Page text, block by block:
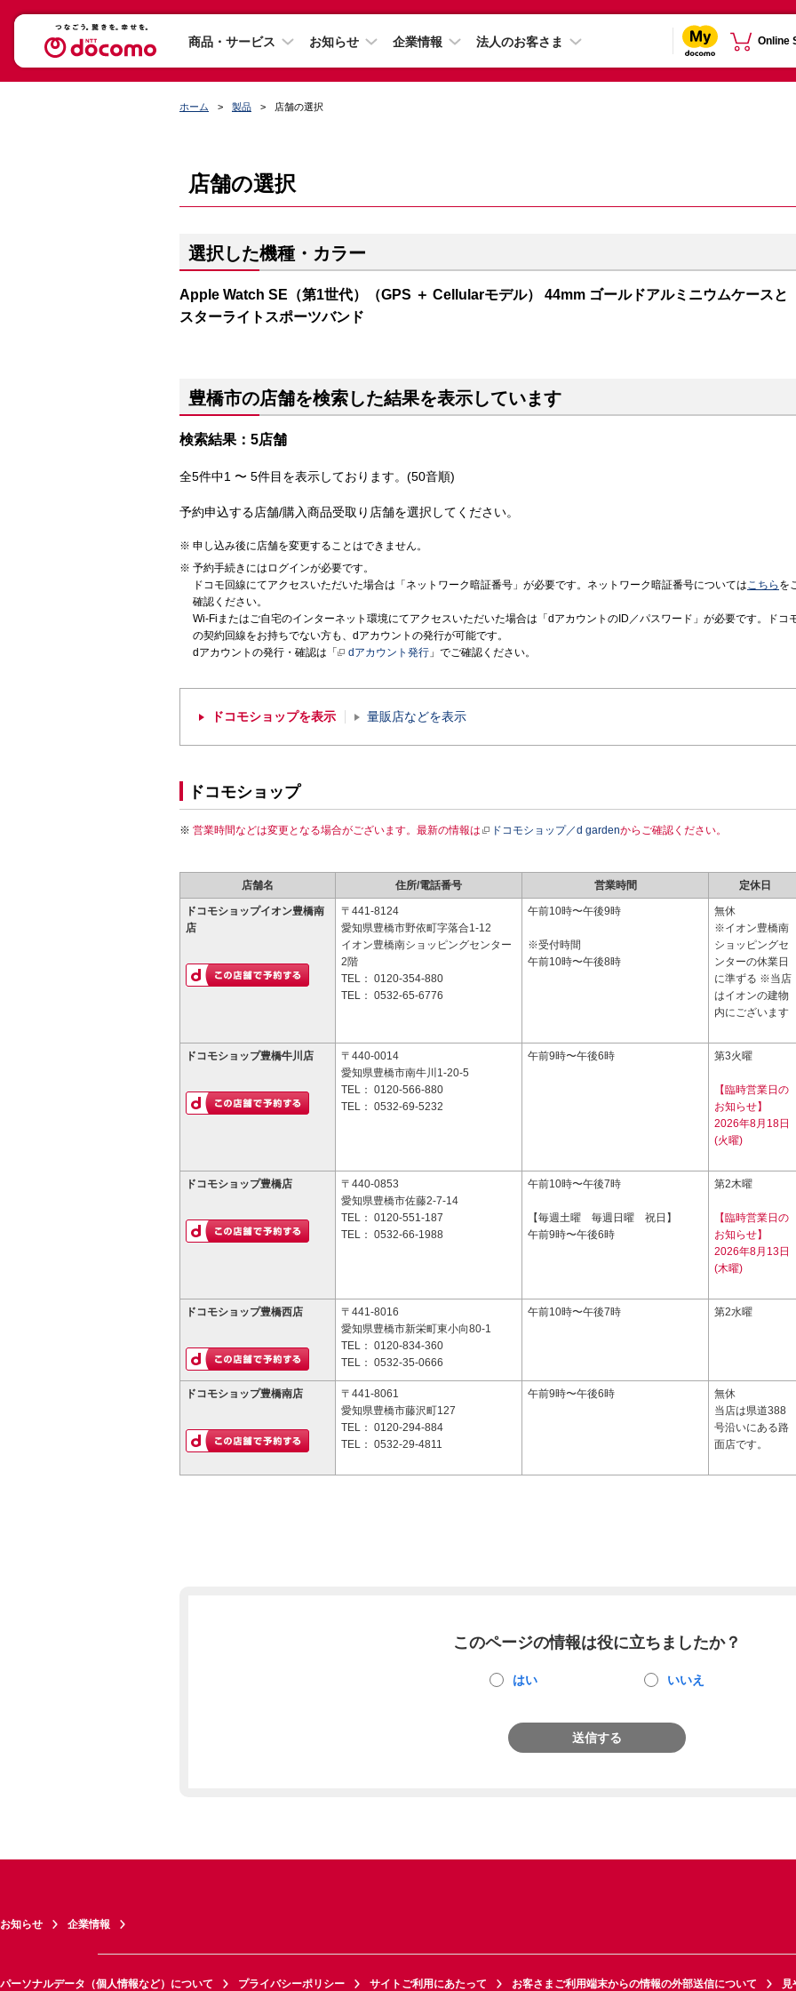
商品・サービス お知らせ 企業情報 法人のお客さま Online
ホーム 製品 店舗の選択
店舗の選択
選択した機種・カラー
Apple Watch SE（第1世代）（GPS ＋ Cellularモデル） 44mm ゴールドアルミニウムケースと
スターライトスポーツバンド
豊橋市の店舗を検索した結果を表示しています
検索結果：5店舗
全5件中1 〜 5件目を表示しております。(50音順)
予約申込する店舗/購入商品受取り店舗を選択してください。
申し込み後に店舗を変更することはできません。
予約手続きにはログインが必要です。
ドコモ回線にてアクセスいただいた場合は「ネットワーク暗証番号」が必要です。ネットワーク暗証番号についてはこちら を
確認ください。
Wi-Fiまたはご自宅のインターネット環境にてアクセスいただいた場合は「dアカウントのID／パスワード」が必要です。ドコ
の契約回線をお持ちでない方も、dアカウントの発行が可能です。
dアカウントの発行・確認は「
dアカウント発行 」でご確認ください。
ドコモショップを表示 量販店などを表示
ドコモショップ
営業時間などは変更となる場合がございます。最新の情報は ドコモショップ／d gardenからご確認ください。
店舗名 住所/電話番号 営業時間 定休日
ドコモショップイオン豊橋南
店
〒441-8124
愛知県豊橋市野依町字落合1-12
イオン豊橋南ショッピングセンター
2階
TEL： 0120-354-880
TEL： 0532-65-6776
午前10時〜午後9時
※受付時間
午前10時〜午後8時
無休
※イオン豊橋南
ショッピングセ
ンターの休業日
に準ずる ※当店
はイオンの建物
内にございます
ドコモショップ豊橋牛川店
〒440-0014
愛知県豊橋市南牛川1-20-5
TEL： 0120-566-880
TEL： 0532-69-5232
午前9時〜午後6時 第3火曜
【臨時営業日の
お知らせ】
2026年8月18日
(火曜)
ドコモショップ豊橋店
〒440-0853
愛知県豊橋市佐藤2-7-14
TEL： 0120-551-187
TEL： 0532-66-1988
午前10時〜午後7時
【毎週土曜 毎週日曜 祝日】
午前9時〜午後6時
第2木曜
【臨時営業日の
お知らせ】
2026年8月13日
(木曜)
ドコモショップ豊橋西店
〒441-8016
愛知県豊橋市新栄町東小向80-1
TEL： 0120-834-360
TEL： 0532-35-0666
午前10時〜午後7時 第2水曜
ドコモショップ豊橋南店
〒441-8061
愛知県豊橋市藤沢町127
TEL： 0120-294-884
TEL： 0532-29-4811
午前9時〜午後6時
無休
当店は県道388
号沿いにある路
面店です。
このページの情報は役に立ちましたか？
はい いいえ
送信する
お知らせ 企業情報
パーソナルデータ（個人情報など）について プライバシーポリシー サイトご利用にあたって お客さまご利用端末からの情報の外部送信について 見